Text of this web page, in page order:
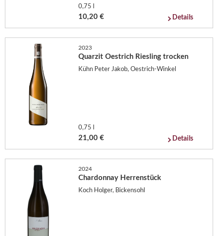
0,75 l
10,20 € Details
2023
Quarzit Oestrich Riesling trocken
Kühn Peter Jakob, Oestrich-Winkel
0,75 l
21,00 € Details
2024
Chardonnay Herrenstück
Koch Holger, Bickensohl